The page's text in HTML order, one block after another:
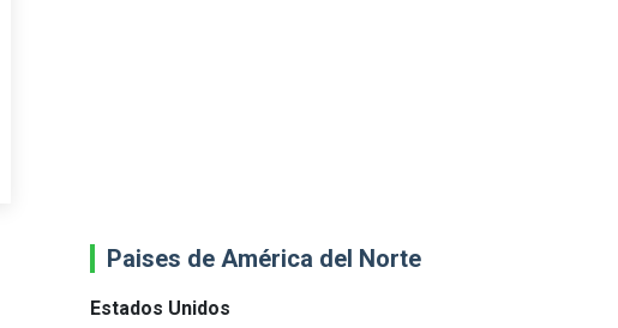
Paises de América del Norte
Estados Unidos